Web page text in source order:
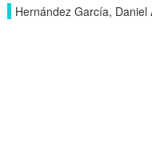
Hernández García, Daniel